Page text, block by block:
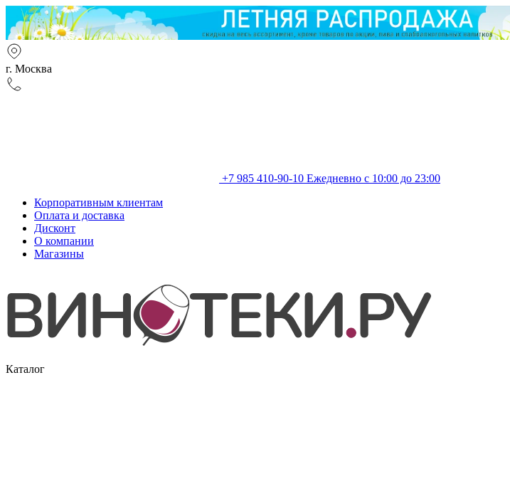
г. Москва
+7 985 410-90-10 Ежедневно с 10:00 до 23:00
Корпоративным клиентам
Оплата и доставка
Дисконт
О компании
Магазины
Каталог